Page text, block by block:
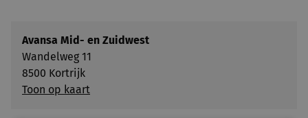
Avansa Mid- en Zuidwest
Wandelweg 11
8500 Kortrijk
Toon op kaart